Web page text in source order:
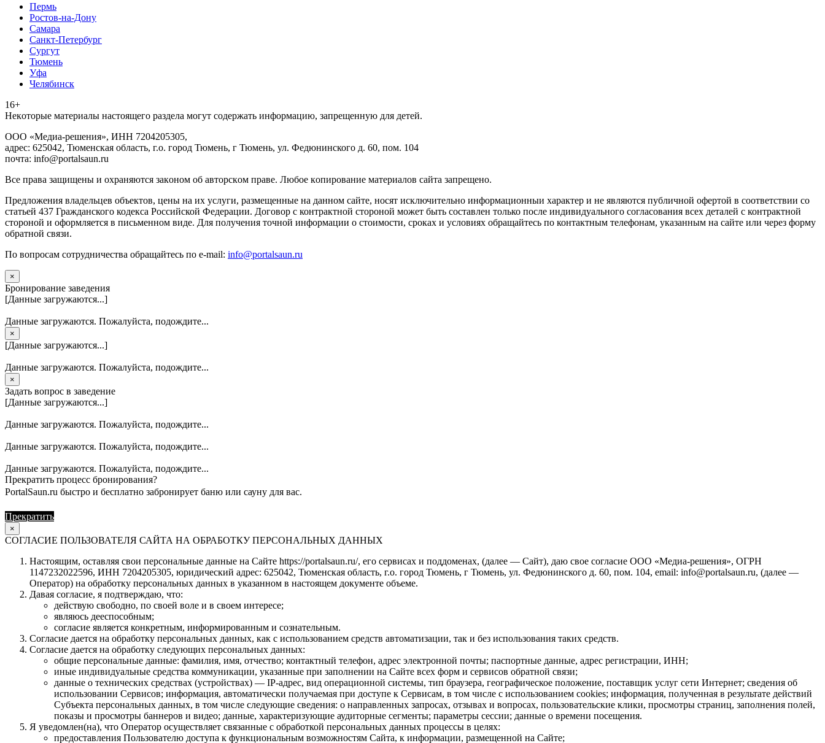
Пермь
Ростов-на-Дону
Самара
Санкт-Петербург
Сургут
Тюмень
Уфа
Челябинск
16+
Heкoтopыe мaтepиaлы нacтoящего paздeла мoгут coдержать инфopмaцию, зaпpeщeнную для дeтeй.
ООО «Медиа-решения», ИНН 7204205305,
адрес: 625042, Тюменская область, г.о. город Тюмень, г Тюмень, ул. Федюнинского д. 60, пом. 104
почта: info@portalsaun.ru
Вce прaвa зaщищeны и oxpaняютcя зaкoнoм oб aвтopcкoм прaве. Любoe кoпиpoвaниe мaтepиaлов caйтa зaпpeщeнo.
Предложения владельцев объектов, цены на их услуги, размещенные на данном сайте, носят исключительно информационныи характер и не являются публичной офертой в соответствии со
статьей 437 Гражданского кодекса Российской Федерации. Договор с контрактной стороной может быть составлен только после индивидуального согласования всех деталей с контрактной
стороной и оформляется в письменном виде. Для получения точной информации о стоимости, сроках и условиях обращайтесь по контактным телефонам, указанным на сайте или через форму
обратной связи.
По вопросам сотрудничества обращайтесь по e-mail: info@portalsaun.ru
×
Бронирование заведения
[Данные загружаются...]
Данные загружаются. Пожалуйста, подождите...
×
[Данные загружаются...]
Данные загружаются. Пожалуйста, подождите...
×
Задать вопрос в заведение
[Данные загружаются...]
Данные загружаются. Пожалуйста, подождите...
Данные загружаются. Пожалуйста, подождите...
Данные загружаются. Пожалуйста, подождите...
Прекратить процесс бронирования?
PortalSaun.ru быстро и бесплатно забронирует баню или сауну для вас.
Прекратить
×
СОГЛАСИЕ ПОЛЬЗОВАТЕЛЯ САЙТА НА ОБРАБОТКУ ПЕРСОНАЛЬНЫХ ДАННЫХ
Настоящим, оставляя свои персональные данные на Сайте https://portalsaun.ru/, его сервисах и поддоменах, (далее — Сайт), даю свое согласие ООО «Медиа-решения», ОГРН
1147232022596, ИНН 7204205305, юридический адрес: 625042, Тюменская область, г.о. город Тюмень, г Тюмень, ул. Федюнинского д. 60, пом. 104, email: info@portalsaun.ru, (далее —
Оператор) на обработку персональных данных в указанном в настоящем документе объеме.
Давая согласие, я подтверждаю, что:
действую свободно, по своей воле и в своем интересе;
являюсь дееспособным;
согласие является конкретным, информированным и сознательным.
Согласие дается на обработку персональных данных, как с использованием средств автоматизации, так и без использования таких средств.
Согласие дается на обработку следующих персональных данных:
общие персональные данные: фамилия, имя, отчество; контактный телефон, адрес электронной почты; паспортные данные, адрес регистрации, ИНН;
иные индивидуальные средства коммуникации, указанные при заполнении на Сайте всех форм и сервисов обратной связи;
данные о технических средствах (устройствах) — IP-адрес, вид операционной системы, тип браузера, географическое положение, поставщик услуг сети Интернет; сведения об
использовании Сервисов; информация, автоматически получаемая при доступе к Сервисам, в том числе с использованием cookies; информация, полученная в результате действий
Субъекта персональных данных, в том числе следующие сведения: о направленных запросах, отзывах и вопросах, пользовательские клики, просмотры страниц, заполнения полей,
показы и просмотры баннеров и видео; данные, характеризующие аудиторные сегменты; параметры сессии; данные о времени посещения.
Я уведомлен(на), что Оператор осуществляет связанные с обработкой персональных данных процессы в целях:
предоставления Пользователю доступа к функциональным возможностям Сайта, к информации, размещенной на Сайте;